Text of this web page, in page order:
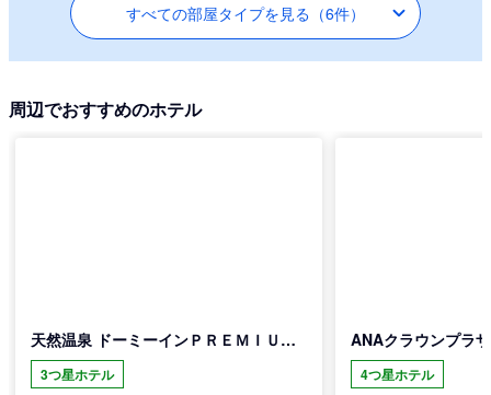
すべての部屋タイプを見る（6件）
周辺でおすすめのホテル
天然温泉 ドーミーインＰＲＥＭＩＵＭ釧路
3つ星ホテル
ANAクラウンプラ
4つ星ホテル